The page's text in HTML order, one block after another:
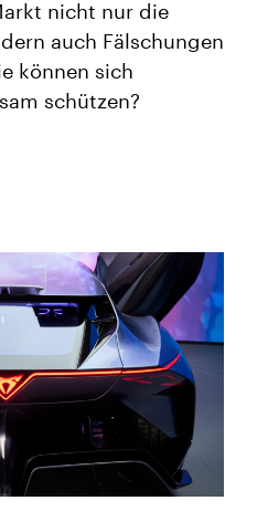
nicht nur die
auch Fälschungen
können sich
schützen?